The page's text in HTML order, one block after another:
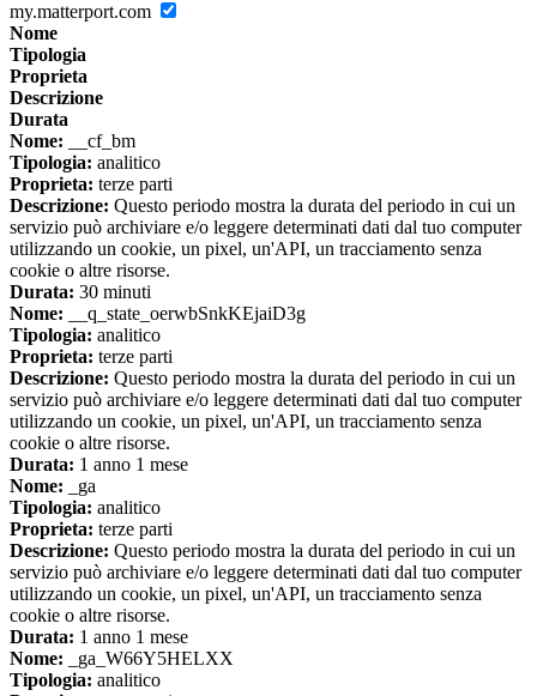
my.matterport.com
Nome
Tipologia
Proprieta
Descrizione
Durata
Nome: __cf_bm
Tipologia: analitico
Proprieta: terze parti
Descrizione: Questo periodo mostra la durata del periodo in cui un
servizio può archiviare e/o leggere determinati dati dal tuo computer
utilizzando un cookie, un pixel, un'API, un tracciamento senza
cookie o altre risorse.
Durata: 30 minuti
Nome: __q_state_oerwbSnkKEjaiD3g
Tipologia: analitico
Proprieta: terze parti
Descrizione: Questo periodo mostra la durata del periodo in cui un
servizio può archiviare e/o leggere determinati dati dal tuo computer
utilizzando un cookie, un pixel, un'API, un tracciamento senza
cookie o altre risorse.
Durata: 1 anno 1 mese
Nome: _ga
Tipologia: analitico
Proprieta: terze parti
Descrizione: Questo periodo mostra la durata del periodo in cui un
servizio può archiviare e/o leggere determinati dati dal tuo computer
utilizzando un cookie, un pixel, un'API, un tracciamento senza
cookie o altre risorse.
Durata: 1 anno 1 mese
Nome: _ga_W66Y5HELXX
Tipologia: analitico